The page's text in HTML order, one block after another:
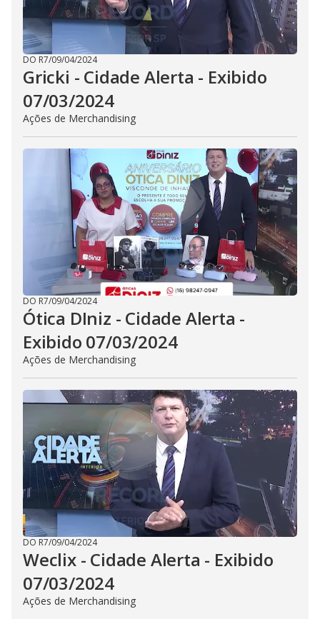
DO R7/09/04/2024
Gricki - Cidade Alerta - Exibido
07/03/2024
Ações de Merchandising
DO R7/09/04/2024
Ótica DIniz - Cidade Alerta -
Exibido 07/03/2024
Ações de Merchandising
DO R7/09/04/2024
Weclix - Cidade Alerta - Exibido
07/03/2024
Ações de Merchandising